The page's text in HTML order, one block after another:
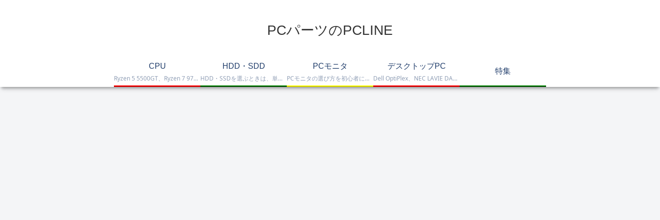
PCパーツのPCLINE
CPU
Ryzen 5 5500GT、Ryzen 7 9700X、Ryzen 7 9800X3D、Core Ultra 7 265K、Core i5-12400などを掲載したCPU一覧です。性能・価格・用途を比較しながら、自作PCやゲーミング向けの最適な1台を選べます。
HDD・SDD
HDD・SSDを選ぶときは、単に容量だけを見るのではなく、保存重視なのか、高速化したいのか、NAS運用なのか、外付けで使いたいのかまで整理して選ぶことが大切です。このカテゴリでは、HDDとSSDの基本的な違いを踏まえつつ、保存容量をしっかり確保したい方向けのHDD、高速起動や作業効率を重視したい方向けのSSD、さらにNAS向けHDDやNVMe SSD、SATA SSD、外付けストレージまで比較しや…
PCモニタ
PCモニタの選び方を初心者にも分かりやすく解説。ゲーミングモニタ、4K・高画質モニタ、モバイルモニタ、仕事・普段使い向けモニタまで、用途別に比較しやすくまとめています。
デスクトップPC
Dell OptiPlex、NEC LAVIE DA770、HP DT 24-cr2000、ASUS V470VAK、Dell 24 AIO EC24250などを掲載したデスクトップPC一覧です。一体型や整備済み品を比較しながら、用途に合うモデルを選べます。
特集